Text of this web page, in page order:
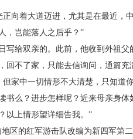
正向着大道迈进，尤其是在最近，
，岂能落人之后乎？”
写给双亲的。此前，他收到外祖父
回不了家，只能去信询问，通篇充
但家中一切情形不大清楚，只知道
书么？进步怎样呢？近来母亲身体
以上情形望详细告我。”
区的红军游击队改编为新四军第